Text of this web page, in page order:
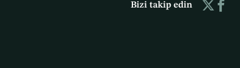
Bizi takip edin